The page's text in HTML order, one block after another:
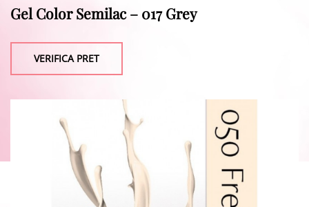
Gel Color Semilac – 017 Grey
VERIFICA PRET